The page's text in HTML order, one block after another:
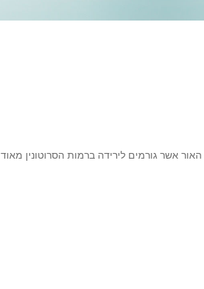
אשר גורמים לירידה ברמות הסרוטונין מאוד